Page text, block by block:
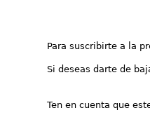
Para suscribirte a la
Si deseas darte de
Ten en cuenta que